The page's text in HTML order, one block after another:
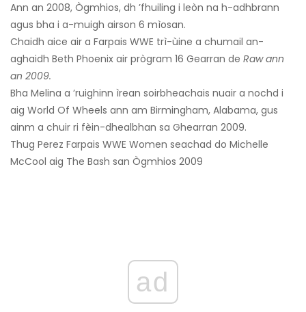
Ann an 2008, Ògmhios, dh ’fhuiling i leòn na h-adhbrann
agus bha i a-muigh airson 6 mìosan.
Chaidh aice air a Farpais WWE trì-ùine a chumail an-
aghaidh Beth Phoenix air prògram 16 Gearran de Raw ann
an 2009.
Bha Melina a ’ruighinn ìrean soirbheachais nuair a nochd i
aig World Of Wheels ann am Birmingham, Alabama, gus
ainm a chuir ri fèin-dhealbhan sa Ghearran 2009.
Thug Perez Farpais WWE Women seachad do Michelle
McCool aig The Bash san Ògmhios 2009
ad